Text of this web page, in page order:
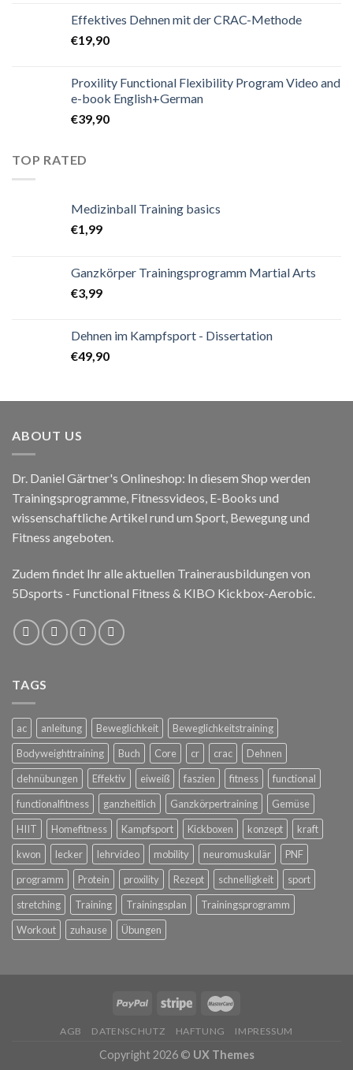
Effektives Dehnen mit der CRAC-Methode
€19,90
Proxility Functional Flexibility Program Video and
e-book English+German
€39,90
TOP RATED
Medizinball Training basics
€1,99
Ganzkörper Trainingsprogramm Martial Arts
€3,99
Dehnen im Kampfsport - Dissertation
€49,90
ABOUT US
Dr. Daniel Gärtner's Onlineshop: In diesem Shop werden
Trainingsprogramme, Fitnessvideos, E-Books und
wissenschaftliche Artikel rund um Sport, Bewegung und
Fitness angeboten.
Zudem findet Ihr alle aktuellen Trainerausbildungen von
5Dsports - Functional Fitness & KIBO Kickbox-Aerobic.
TAGS
ac anleitung Beweglichkeit
Beweglichkeitstraining
Bodyweighttraining
Buch Core cr crac
Dehnen
dehnübungen
Effektiv eiweiß faszien fitness
functional
functionalfitness
ganzheitlich Ganzkörpertraining
Gemüse
HIIT
Homefitness Kampfsport Kickboxen konzept
kraft
kwon
lecker lehrvideo mobility neuromuskulär
PNF
programm
Protein proxility Rezept schnelligkeit
sport
stretching
Training Trainingsplan
Trainingsprogramm
Workout
zuhause Übungen
AGB DATENSCHUTZ HAFTUNG IMPRESSUM
Copyright 2026 © UX Themes